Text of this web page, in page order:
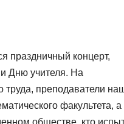
праздничный концерт,
Дню учителя. На
труда, преподаватели
факультета, а
обществе, кто